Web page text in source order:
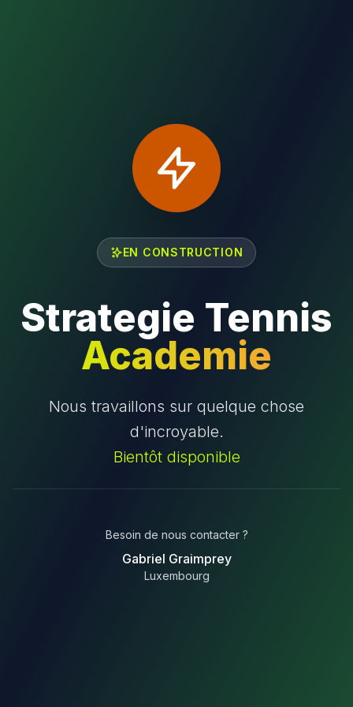
EN CONSTRUCTION
Strategie Tennis
Academie
Nous travaillons sur quelque chose
d'incroyable.
Bientôt disponible
Besoin de nous contacter ?
Gabriel Graimprey
Luxembourg